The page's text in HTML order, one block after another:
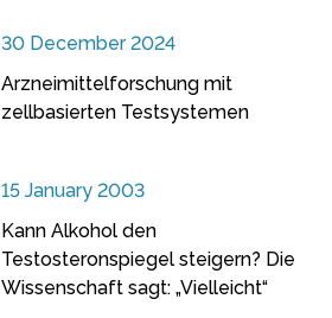
30 December 2024
Arzneimittelforschung mit
zellbasierten Testsystemen
15 January 2003
Kann Alkohol den
Testosteronspiegel steigern? Die
Wissenschaft sagt: „Vielleicht“